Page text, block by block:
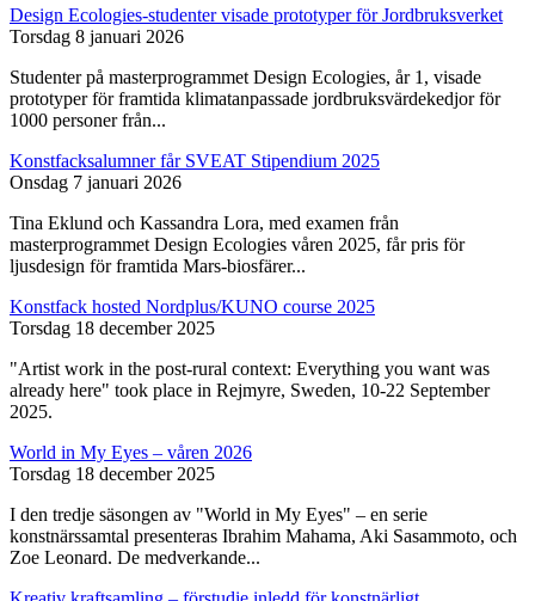
Design Ecologies-studenter visade prototyper för Jordbruksverket
Torsdag 8 januari 2026
Studenter på masterprogrammet Design Ecologies, år 1, visade
prototyper för framtida klimatanpassade jordbruksvärdekedjor för
1000 personer från...
Konstfacksalumner får SVEAT Stipendium 2025
Onsdag 7 januari 2026
Tina Eklund och Kassandra Lora, med examen från
masterprogrammet Design Ecologies våren 2025, får pris för
ljusdesign för framtida Mars-biosfärer...
Konstfack hosted Nordplus/KUNO course 2025
Torsdag 18 december 2025
"Artist work in the post-rural context: Everything you want was
already here" took place in Rejmyre, Sweden, 10-22 September
2025.
World in My Eyes – våren 2026
Torsdag 18 december 2025
I den tredje säsongen av "World in My Eyes" – en serie
konstnärssamtal presenteras Ibrahim Mahama, Aki Sasammoto, och
Zoe Leonard. De medverkande...